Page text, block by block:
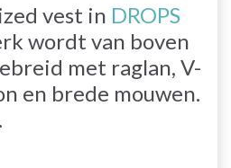
vest in DROPS
wordt van boven
met raglan, V-
en brede mouwen.